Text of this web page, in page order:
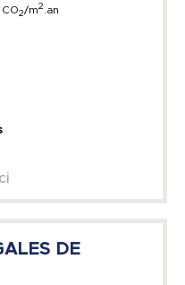
CO2/m2 .an
DE